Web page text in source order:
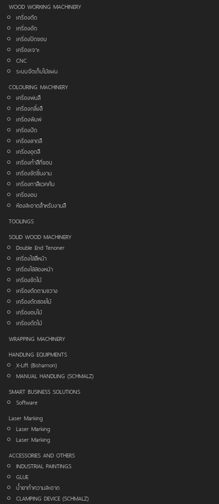
WOOD WORKING MACHINERY
เครื่องตัด
เครื่องอัด
เครื่องปิดขอบ
เครื่องเจาะ
CNC
ระบบจัดเก็บไม้แผ่น
COLOURING MACHINERY
เครื่องพ่นสี
เครื่องกลิ้งสี
เครื่องพิมพ์
เครื่องปัด
เครื่องลาดสี
เครื่องอุดสี
เครื่องทำสีที่ขอบ
เครื่องขัดชิ้นงาน
เครื่องทาสีแวคคัม
เครื่องอบ
ห้องสะอาดสำหรับงานสี
TOOLINGS
SOLID WOOD MACHINERY
Double End Tenoner
เครื่องไสสี่หน้า
เครื่องไสสองหน้า
เครื่องขัดไม้
เครื่องตัดตามขวาง
เครื่องตัดซอยไม้
เครื่องอบไม้
เครื่องดัดไม้
WRAPPING MACHINERY
HANDLING EQUIPMENTS
ฺX-Lift (Bishamon)
MANUAL HANDLING (SCHMALZ)
SMART BUSINESS SOLUTIONS
Software
Laser Marking
Laser Marking
Laser Marking
ACCESSORIES AND OTHERS
INDUSTRIAL PAINTINGS
GLUE
น้ำยาทำความสะอาด
CLAMPING DEVICE (SCHMALZ)